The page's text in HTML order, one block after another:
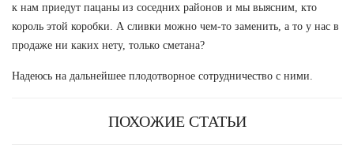
к нам приедут пацаны из соседних районов и мы выясним, кто
король этой коробки. А сливки можно чем-то заменить, а то у нас в
продаже ни каких нету, только сметана?
Надеюсь на дальнейшее плодотворное сотрудничество с ними.
ПОХОЖИЕ СТАТЬИ